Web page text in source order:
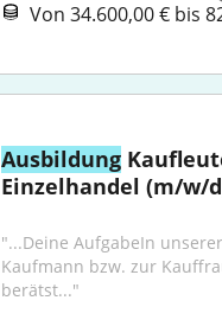
Von 34.600,00 € bis
Ausbildung
Einzelhandel (m/w/
"...Deine AufgabeIn unserer
Kaufmann bzw. zur
berätst..."